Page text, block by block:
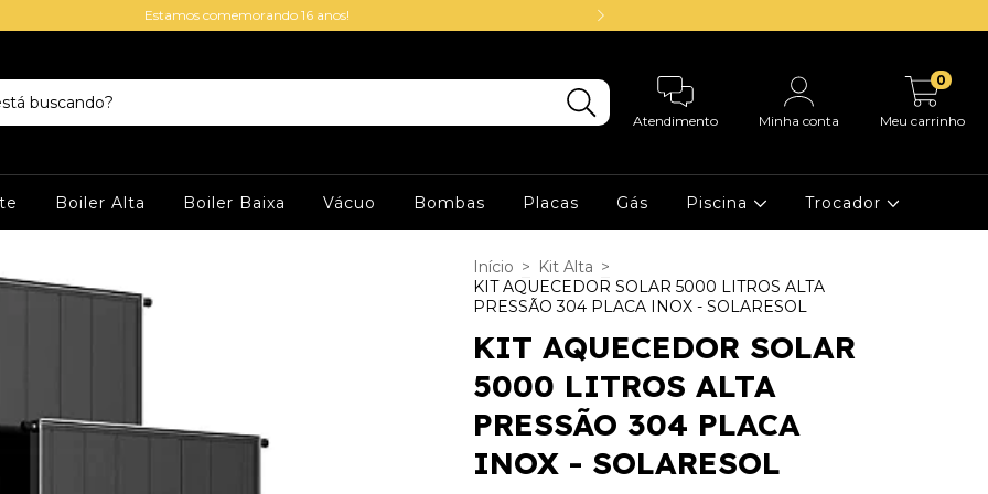
Estamos comemorando 16 anos!
Atendimento Minha conta Meu carrinho
0
Boiler Alta Boiler Baixa Vácuo Bombas Placas Gás Piscina Trocador
Início > Kit Alta >
KIT AQUECEDOR SOLAR 5000 LITROS ALTA
PRESSÃO 304 PLACA INOX - SOLARESOL
KIT AQUECEDOR SOLAR
5000 LITROS ALTA
PRESSÃO 304 PLACA
INOX - SOLARESOL